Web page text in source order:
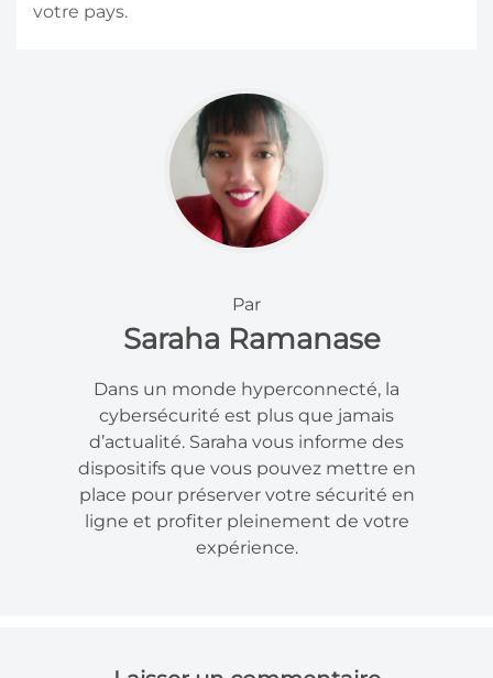
votre pays.
Par
Saraha Ramanase
Dans un monde hyperconnecté, la
cybersécurité est plus que jamais
d’actualité. Saraha vous informe des
dispositifs que vous pouvez mettre en
place pour préserver votre sécurité en
ligne et profiter pleinement de votre
expérience.